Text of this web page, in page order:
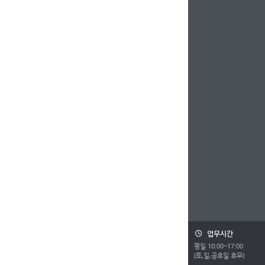
업무시간
평일 10:00~17:00
(토,일,공휴일 휴무)